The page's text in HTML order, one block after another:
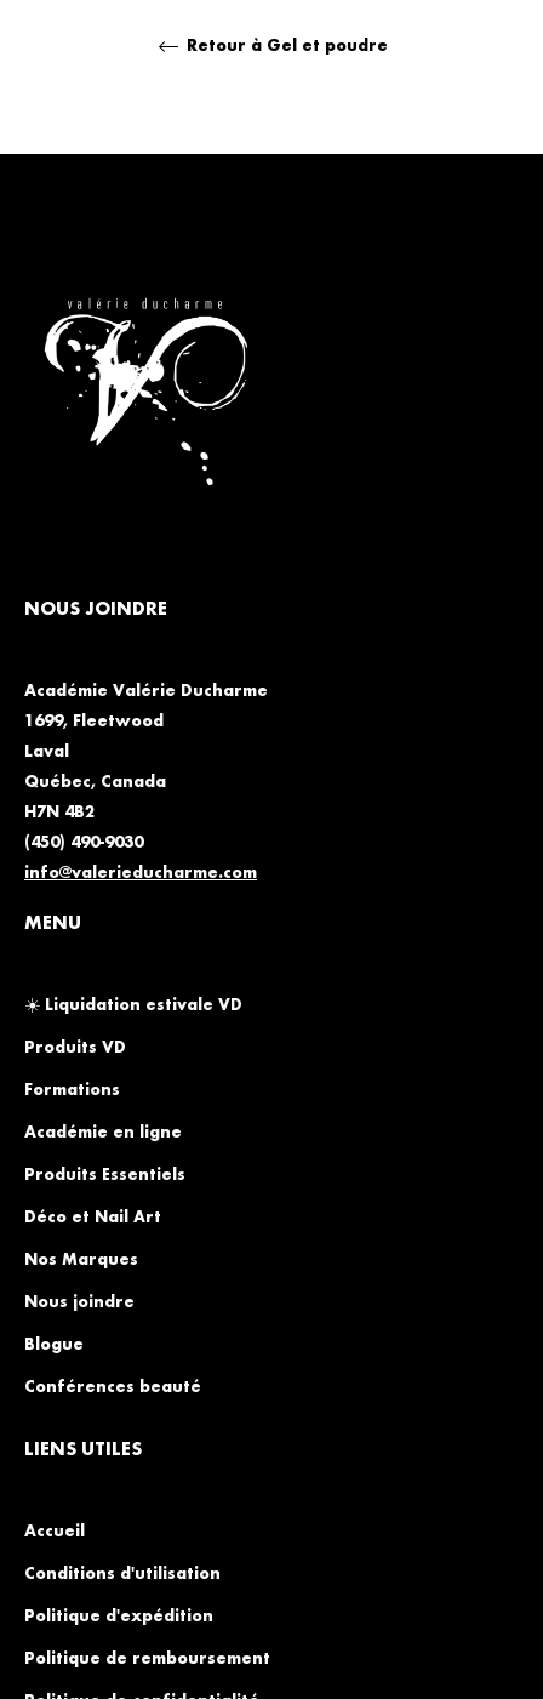
Retour à Gel et poudre
NOUS JOINDRE
Académie Valérie Ducharme
1699, Fleetwood
Laval
Québec, Canada
H7N 4B2
(450) 490-9030
info@valerieducharme.com
MENU
☀️ Liquidation estivale VD
Produits VD
Formations
Académie en ligne
Produits Essentiels
Déco et Nail Art
Nos Marques
Nous joindre
Blogue
Conférences beauté
LIENS UTILES
Accueil
Conditions d'utilisation
Politique d'expédition
Politique de remboursement